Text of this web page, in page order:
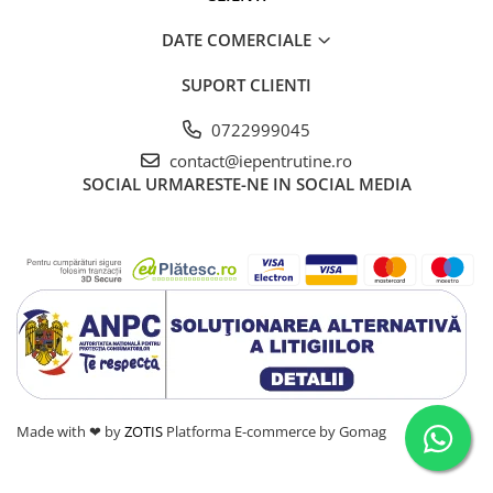
DATE COMERCIALE
SUPORT CLIENTI
0722999045
contact@iepentrutine.ro
SOCIAL URMARESTE-NE IN SOCIAL MEDIA
Made with ❤ byZOTIS Platforma E-commerce by Gomag